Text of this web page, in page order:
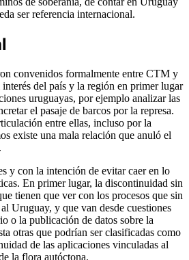
ser referencia internacional.
convenidos formalmente entre CTM y
del país y la región en primer lugar
uruguayas, por ejemplo analizar las
el pasaje de barcos por la represa.
entre ellas, incluso por la
existe una mala relación que anuló el
y con la intención de evitar caer en lo
En primer lugar, la discontinuidad sin
tienen que ver con los procesos que sin
Uruguay, y que van desde cuestiones
o la publicación de datos sobre la
otras que podrían ser clasificadas como
de las aplicaciones vinculadas al
la flora autóctona.